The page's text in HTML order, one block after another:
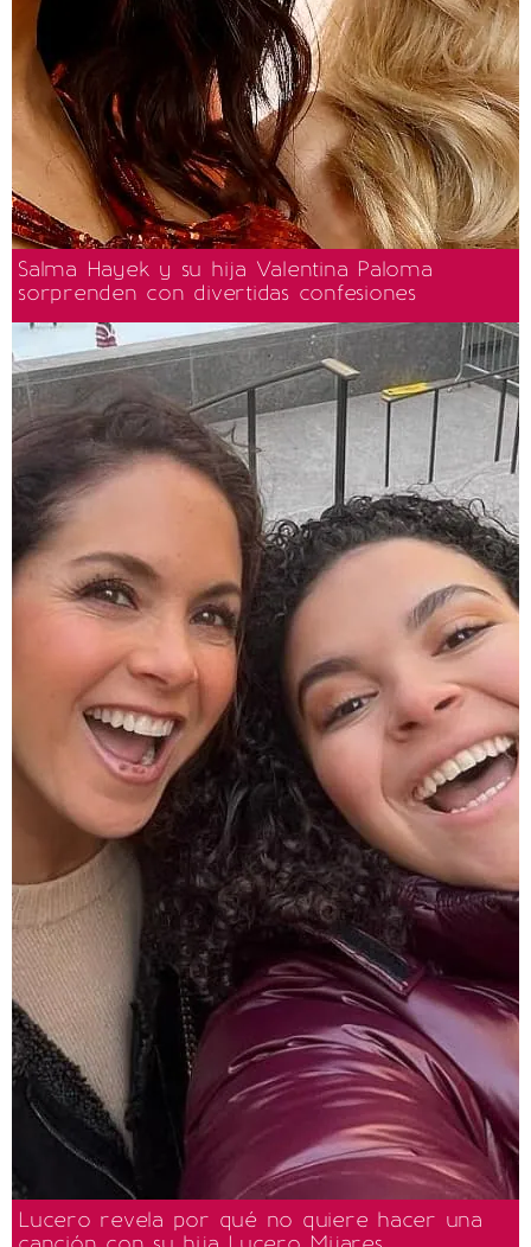
Salma Hayek y su hija Valentina Paloma
sorprenden con divertidas confesiones
Lucero revela por qué no quiere hacer una